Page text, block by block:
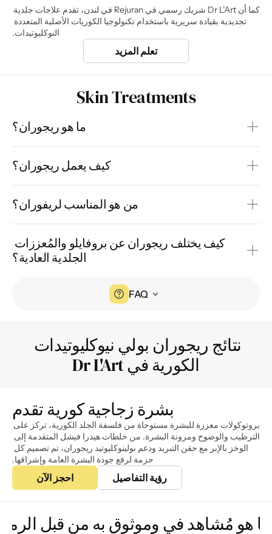
النوكليوتيدات.
تعلم المزيد
Skin Treatments
ما هو ريجوران؟
كيف يعمل ريجوران؟
من هو المناسب لريفوران؟
الجلدية العادية؟
FAQ
الكورية في Dr L'Art
بشرة زجاجية كورية تقدم
حزمة لرفع جودة البشرة العامة وإشراقها.
احجز الآن رؤية التفاصيل
هو مُشاهد في وموثوق به من قبل